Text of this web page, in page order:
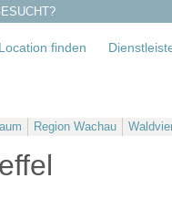
Location finden
Region Wachau